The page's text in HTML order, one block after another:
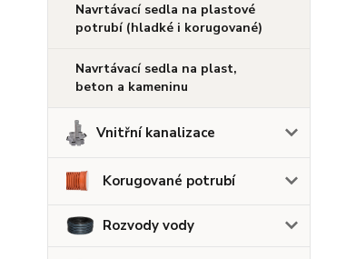
Navrtávací sedla na plastové
potrubí (hladké i korugované)
Navrtávací sedla na plast,
beton a kameninu
Vnitřní kanalizace
Korugované potrubí
Rozvody vody